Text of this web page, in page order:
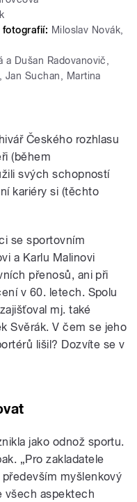
fotografií: Miloslav Novák,
a Dušan Radovanovič,
Jan Suchan, Martina
Českého rozhlasu
(během
svých schopností
kariéry si (těchto
se sportovním
a Karlu Malinovi
přenosů, ani při
v 60. letech. Spolu
mj. také
Svěrák. V čem se jeho
lišil? Dozvíte se v
jako odnož sportu.
„Pro zakladatele
především myšlenkový
všech aspektech